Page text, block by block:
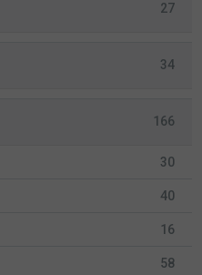
27
34
166
30
40
16
58